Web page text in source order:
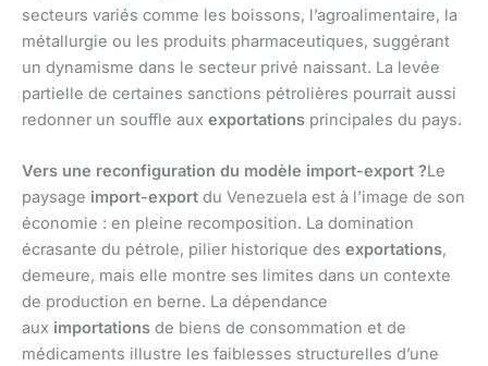
secteurs variés comme les boissons, l’agroalimentaire, la
métallurgie ou les produits pharmaceutiques, suggérant
un dynamisme dans le secteur privé naissant. La levée
partielle de certaines sanctions pétrolières pourrait aussi
redonner un souffle aux exportations principales du pays.
Vers une reconfiguration du modèle import-export ?Le
paysage import-export du Venezuela est à l’image de son
économie : en pleine recomposition. La domination
écrasante du pétrole, pilier historique des exportations,
demeure, mais elle montre ses limites dans un contexte
de production en berne. La dépendance
aux importations de biens de consommation et de
médicaments illustre les faiblesses structurelles d’une